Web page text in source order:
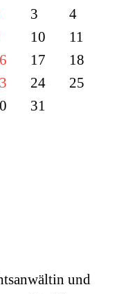
3
4
10
11
17
18
24
25
31
und